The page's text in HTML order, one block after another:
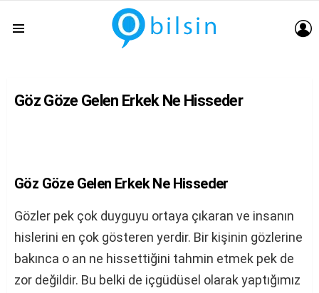
Göz Göze Gelen Erkek Ne Hisseder
Göz Göze Gelen Erkek Ne Hisseder
Gözler pek çok duyguyu ortaya çıkaran ve insanın
hislerini en çok gösteren yerdir. Bir kişinin gözlerine
bakınca o an ne hissettiğini tahmin etmek pek de
zor değildir. Bu belki de içgüdüsel olarak yaptığımız